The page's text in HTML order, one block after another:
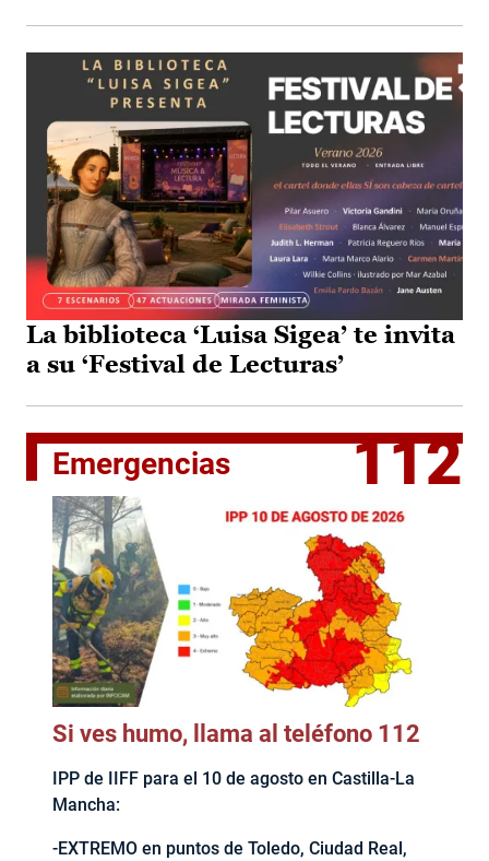
La biblioteca ‘Luisa Sigea’ te invita
a su ‘Festival de Lecturas’
Emergencias 112
Si ves humo, llama al teléfono 112
IPP de IIFF para el 10 de agosto en Castilla-La
Mancha:
-EXTREMO en puntos de Toledo, Ciudad Real,